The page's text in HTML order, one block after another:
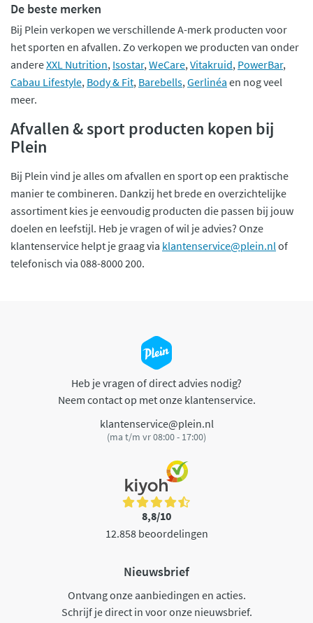
De beste merken
Bij Plein verkopen we verschillende A-merk producten voor
het sporten en afvallen. Zo verkopen we producten van onder
andereXXL Nutrition, Isostar,WeCare,Vitakruid, PowerBar,
Cabau Lifestyle, Body & Fit, Barebells,Gerlinéa en nog veel
meer.
Afvallen & sport producten kopen bij
Plein
Bij Plein vind je alles om afvallen en sport op een praktische
manier te combineren. Dankzij het brede en overzichtelijke
assortiment kies je eenvoudig producten die passen bij jouw
doelen en leefstijl. Heb je vragen of wil je advies? Onze
klantenservice helpt je graag via klantenservice@plein.nlof
telefonisch via 088-8000 200.
Heb je vragen of direct advies nodig?
Neem contact op met onze klantenservice.
klantenservice@plein.nl
(ma t/m vr 08:00 - 17:00)
8,8/10
12.858 beoordelingen
Nieuwsbrief
Ontvang onze aanbiedingen en acties.
Schrijf je direct in voor onze nieuwsbrief.